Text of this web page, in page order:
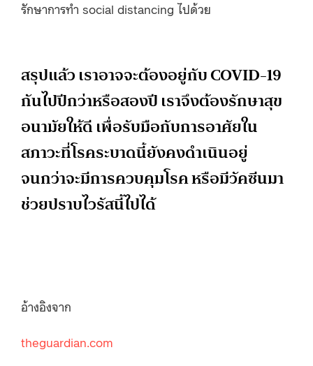
รักษาการทำ social distancing ไปด้วย
สรุปแล้ว เราอาจจะต้องอยู่กับ COVID-19
กันไปปีกว่าหรือสองปี เราจึงต้องรักษาสุข
อนามัยให้ดี เพื่อรับมือกับการอาศัยใน
สภาวะที่โรคระบาดนี้ยังคงดำเนินอยู่
จนกว่าจะมีการควบคุมโรค หรือมีวัคซีนมา
ช่วยปราบไวรัสนี้ไปได้
อ้างอิงจาก
theguardian.com